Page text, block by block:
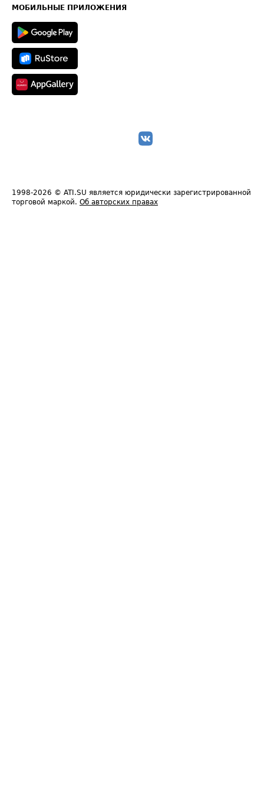
Техническая информация
МОБИЛЬНЫЕ ПРИЛОЖЕНИЯ
1998-2026 © ATI.SU является юридически зарегистрированной
торговой маркой. Об авторских правах